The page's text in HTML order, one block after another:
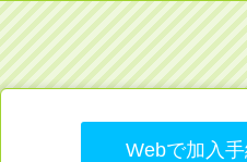
Webで加入